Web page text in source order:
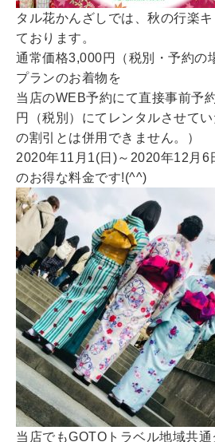
タル花かんざしでは、秋の行楽
ております。
通常価格3,000円（税別・予約の
プランのお着物を
当店のWEB予約にて直接事前予
円（税別）にてレンタルさせて
の割引とは併用できません。）
2020年11月1(日)～2020年12月6
のお得な料金です!(^^)
当店でもGOTOトラベル地域共